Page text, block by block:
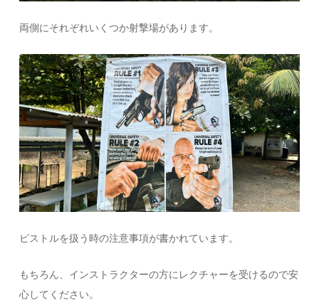
両側にそれぞれいくつか射撃場があります。
ピストルを扱う時の注意事項が書かれています。
もちろん、インストラクターの方にレクチャーを受けるので安
心してください。